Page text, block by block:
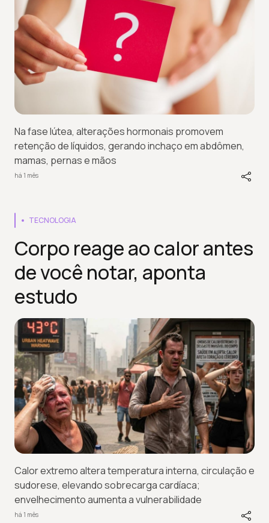
Na fase lútea, alterações hormonais promovem
retenção de líquidos, gerando inchaço em abdômen,
mamas, pernas e mãos
há 1 mês
TECNOLOGIA
Corpo reage ao calor antes
de você notar, aponta
estudo
Calor extremo altera temperatura interna, circulação e
sudorese, elevando sobrecarga cardíaca;
envelhecimento aumenta a vulnerabilidade
há 1 mês